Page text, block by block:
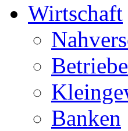
Wirtschaft
Betriebe
Banken